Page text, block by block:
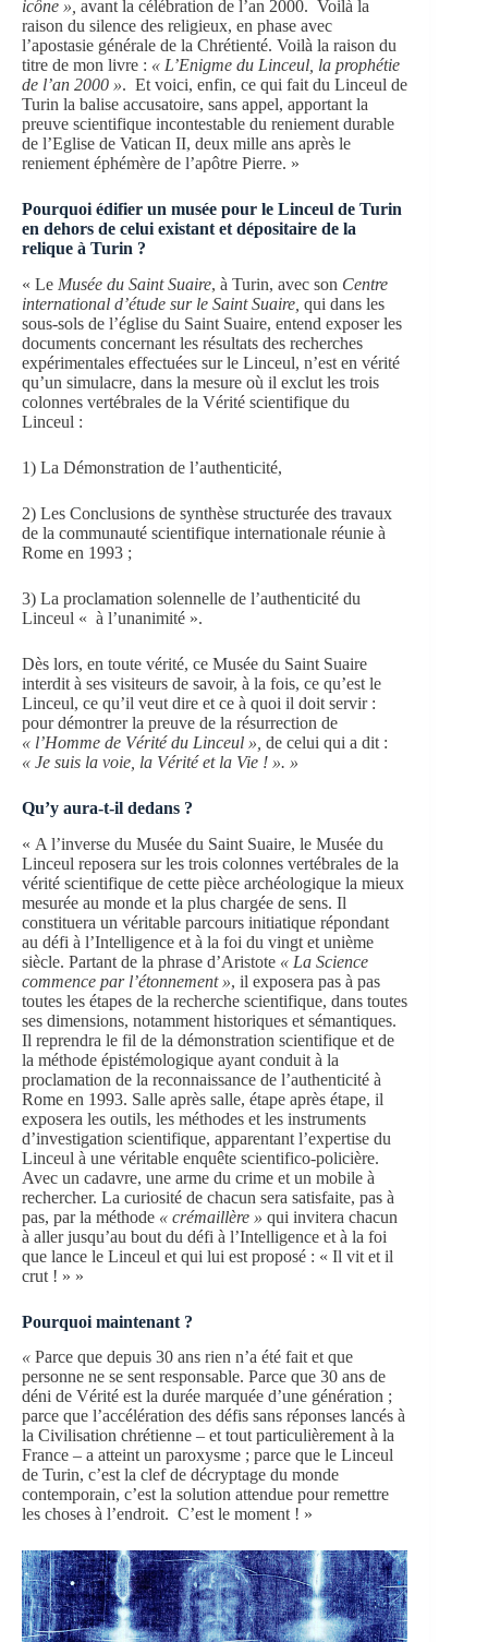
icône », avant la célébration de l’an 2000. Voilà la
raison du silence des religieux, en phase avec
l’apostasie générale de la Chrétienté. Voilà la raison du
titre de mon livre : « L’Enigme du Linceul, la prophétie
de l’an 2000 ». Et voici, enfin, ce qui fait du Linceul de
Turin la balise accusatoire, sans appel, apportant la
preuve scientifique incontestable du reniement durable
de l’Eglise de Vatican II, deux mille ans après le
reniement éphémère de l’apôtre Pierre. »
Pourquoi édifier un musée pour le Linceul de Turin
en dehors de celui existant et dépositaire de la
relique à Turin ?
« Le Musée du Saint Suaire, à Turin, avec son Centre
international d’étude sur le Saint Suaire, qui dans les
sous-sols de l’église du Saint Suaire, entend exposer les
documents concernant les résultats des recherches
expérimentales effectuées sur le Linceul, n’est en vérité
qu’un simulacre, dans la mesure où il exclut les trois
colonnes vertébrales de la Vérité scientifique du
Linceul :
1) La Démonstration de l’authenticité,
2) Les Conclusions de synthèse structurée des travaux
de la communauté scientifique internationale réunie à
Rome en 1993 ;
3) La proclamation solennelle de l’authenticité du
Linceul « à l’unanimité ».
Dès lors, en toute vérité, ce Musée du Saint Suaire
interdit à ses visiteurs de savoir, à la fois, ce qu’est le
Linceul, ce qu’il veut dire et ce à quoi il doit servir :
pour démontrer la preuve de la résurrection de
« l’Homme de Vérité du Linceul », de celui qui a dit :
« Je suis la voie, la Vérité et la Vie ! ». »
Qu’y aura-t-il dedans ?
« A l’inverse du Musée du Saint Suaire, le Musée du
Linceul reposera sur les trois colonnes vertébrales de la
vérité scientifique de cette pièce archéologique la mieux
mesurée au monde et la plus chargée de sens. Il
constituera un véritable parcours initiatique répondant
au défi à l’Intelligence et à la foi du vingt et unième
siècle. Partant de la phrase d’Aristote « La Science
commence par l’étonnement », il exposera pas à pas
toutes les étapes de la recherche scientifique, dans toutes
ses dimensions, notamment historiques et sémantiques.
Il reprendra le fil de la démonstration scientifique et de
la méthode épistémologique ayant conduit à la
proclamation de la reconnaissance de l’authenticité à
Rome en 1993. Salle après salle, étape après étape, il
exposera les outils, les méthodes et les instruments
d’investigation scientifique, apparentant l’expertise du
Linceul à une véritable enquête scientifico-policière.
Avec un cadavre, une arme du crime et un mobile à
rechercher. La curiosité de chacun sera satisfaite, pas à
pas, par la méthode « crémaillère » qui invitera chacun
à aller jusqu’au bout du défi à l’Intelligence et à la foi
que lance le Linceul et qui lui est proposé : « Il vit et il
crut ! » »
Pourquoi maintenant ?
« Parce que depuis 30 ans rien n’a été fait et que
personne ne se sent responsable. Parce que 30 ans de
déni de Vérité est la durée marquée d’une génération ;
parce que l’accélération des défis sans réponses lancés à
la Civilisation chrétienne – et tout particulièrement à la
France – a atteint un paroxysme ; parce que le Linceul
de Turin, c’est la clef de décryptage du monde
contemporain, c’est la solution attendue pour remettre
les choses à l’endroit. C’est le moment ! »